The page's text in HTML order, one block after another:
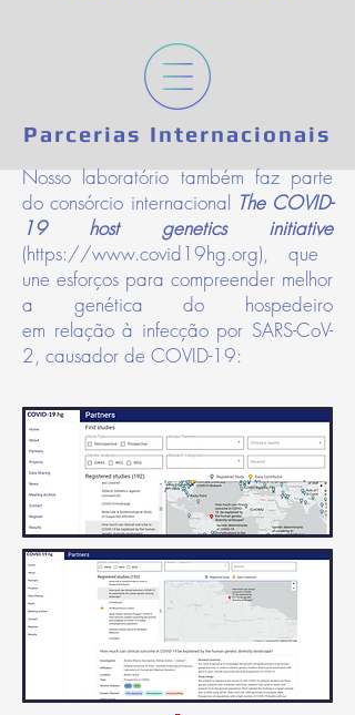
Parcerias Internacionais
Nosso laboratório também faz parte
do consórcio internacional The COVID-
19 host genetics initiative
(https://www.covid19hg.org), que
une esforços para compreender melhor
a genética do hospedeiro
em relaçãoà infecçãopor SARS-CoV-
2, causador de COVID-19: